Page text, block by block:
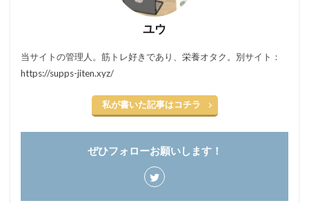
ユウ
当サイトの管理人。筋トレ好きであり、栄養オタク。別サイト：
https://supps-jiten.xyz/
私が書いた記事はコチラ
ぜひフォローお願いします！